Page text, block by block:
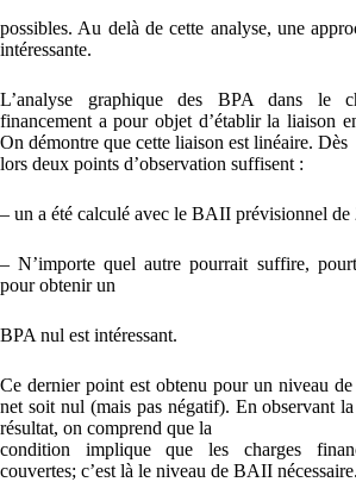
possibles. Au delà de cette analyse, une
intéressante.
L’analyse graphique des BPA dans le
financement a pour objet d’établir la liaison
On démontre que cette liaison est linéaire. Dès
lors deux points d’observation suffisent :
– un a été calculé avec le BAII prévisionnel de
– N’importe quel autre pourrait suffire,
pour obtenir un
BPA nul est intéressant.
Ce dernier point est obtenu pour un niveau
net soit nul (mais pas négatif). En observant
résultat, on comprend que la
condition implique que les charges
couvertes; c’est là le niveau de BAII nécessaire.